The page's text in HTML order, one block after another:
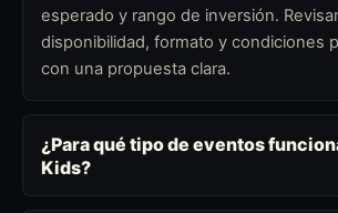
esperado y rango de inversión.
disponibilidad, formato y condiciones
con una propuesta clara.
¿Para qué tipo de eventos
Kids?